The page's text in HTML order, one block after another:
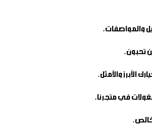
والمواصفات.
تحبون.
والأمثل.
في متجرنا.